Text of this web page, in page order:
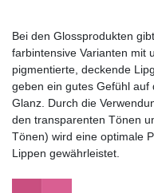
Bei den Glossprodukten
farbintensive Varianten mit
pigmentierte, deckende
geben ein gutes Gefühl auf
Glanz. Durch die
den transparenten Tönen
Tönen) wird eine optimale
Lippen gewährleistet.